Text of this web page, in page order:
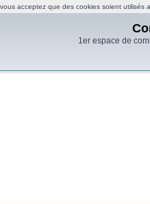
1er espace de
acceptez que des cookies soient